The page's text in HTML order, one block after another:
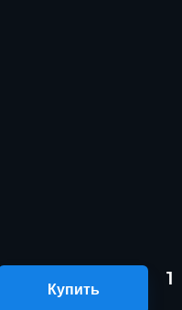
Купить
1